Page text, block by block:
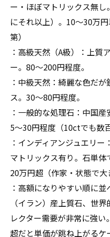
ー・ほぼマトリックス無
にそれ以上）。10〜30万
第）
：高級天然（A級）：上質
ー。80〜200円程度。
：中級天然：綺麗な色だ
ス。30〜80円程度。
：一般的な処理石：中国産
5〜30円程度（10ctでも数
：インディアンジュエリ
マトリックス有り。石単
20万円超（作家・状態で大
：高額になりやすい順に
（イラン）産上質石、世
レクター需要が非常に強
超だと単価が跳ね上がる